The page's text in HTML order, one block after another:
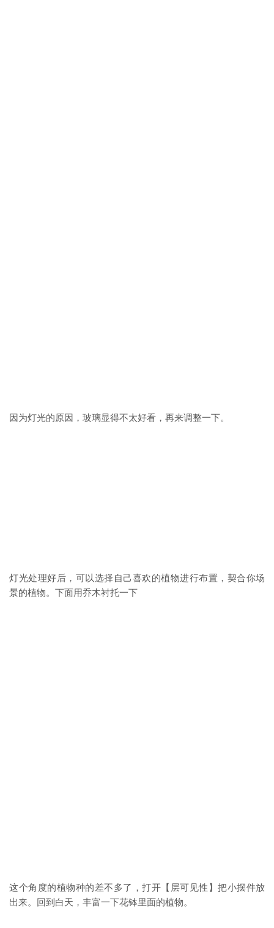
因为灯光的原因，玻璃显得不太好看，再来调整一下。
灯光处理好后，可以选择自己喜欢的植物进行布置，契合你场
景的植物。下面用乔木衬托一下
这个角度的植物种的差不多了，打开【层可见性】把小摆件放
出来。回到白天，丰富一下花钵里面的植物。